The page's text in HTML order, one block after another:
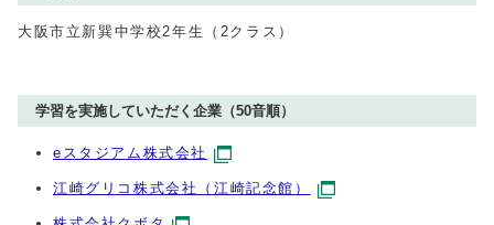
大阪市立新巽中学校2年生（2クラス）
学習を実施していただく企業（50音順）
eスタジアム株式会社
江崎グリコ株式会社（江崎記念館）